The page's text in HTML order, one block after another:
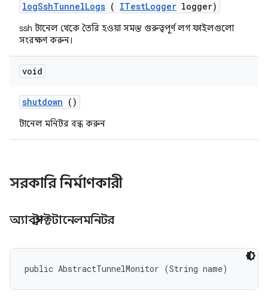
logSshTunnelLogs ( ITestLogger logger)
ssh টানেল থেকে তৈরি হওয়া সমস্ত গুরুত্বপূর্ণ লগ ফাইলগুলো
সংরক্ষণ করুন।
void
shutdown ()
টানেল মনিটর বন্ধ করুন
সরকারি নির্মাণকারী
অ্যাবস্ট্রাক্টটানেলমনিটর
public AbstractTunnelMonitor (String name)